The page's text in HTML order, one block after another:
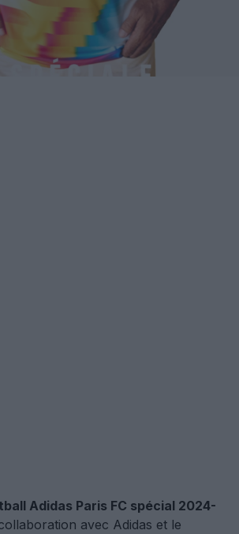
Adidas Paris FC spécial 2024-
avec Adidas et le